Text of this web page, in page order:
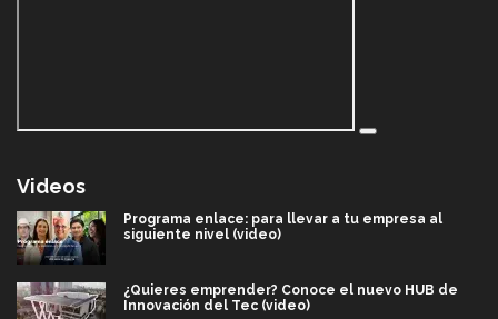
Videos
Programa enlace: para llevar a tu empresa al
siguiente nivel (video)
¿Quieres emprender? Conoce el nuevo HUB de
Innovación del Tec (video)